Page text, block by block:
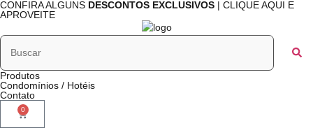
CONFIRA ALGUNS DESCONTOS EXCLUSIVOS | CLIQUE AQUI E
APROVEITE
Produtos
Condomínios / Hotéis
Contato
0